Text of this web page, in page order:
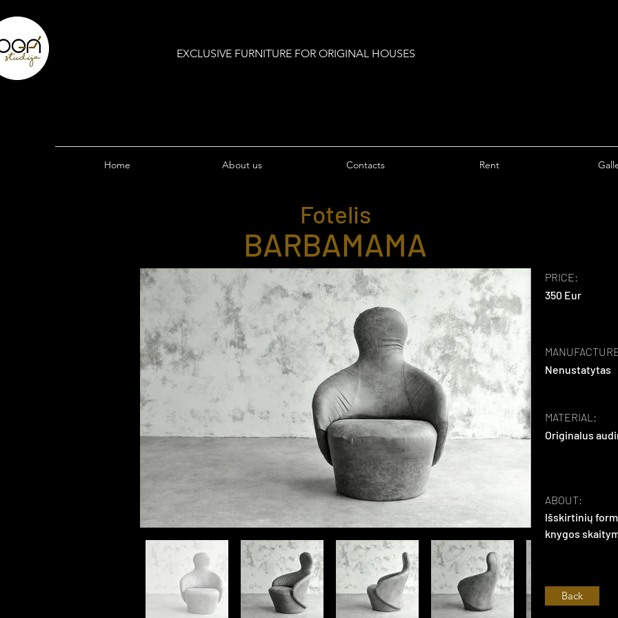
EXCLUSIVE FURNITURE FOR ORIGINAL HOUSES
Home About us Contacts Rent
BARBAMAMA
Fotelis
PRICE:
350 Eur
Nenustatytas
MATERIAL:
Originalus
ABOUT:
Išskirtinių
knygos
Back